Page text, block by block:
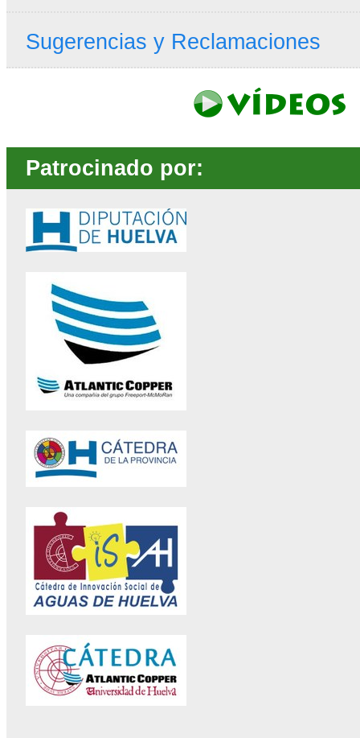
Sugerencias y Reclamaciones
Patrocinado por: